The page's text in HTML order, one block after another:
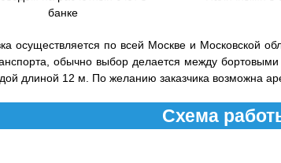
банке
осуществляется по всей Москве и Московской
обычно выбор делается между
длиной 12 м. По желанию заказчика возможна
Схема